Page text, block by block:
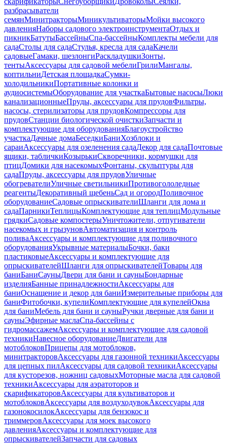
разбрасыватели
семянМинитракторыМиникультиваторыМойки высокого
давленияНаборы садового электроинструментаОтдых и
пикникБатутыБассейныСпа-бассейныКомплекты мебели для
садаСтолы для садаСтулья, кресла для садаКачели
садовыеГамаки, шезлонгиРаскладушкиЗонты,
тентыАксессуары для садовой мебелиГрилиМангалы,
коптильниДетская площадкаСумки-
холодильникиПортативные колонки и
аудиосистемыОборудование для участкаБытовые насосыЛюки
канализационныеПруды, аксессуары для прудовФильтры,
насосы, стерилизаторы для прудовКомпрессоры для
прудовСтанции биологической очисткиЗапчасти и
комплектующие для оборудованияБлагоустройство
участкаДачные домаБеседкиБаниХозблоки и
сараиАксессуары для озеленения садаДекор для садаПочтовые
ящики, табличкиКозырькиСкворечники, кормушки для
птицДомики для насекомыхФонтаны, скульптуры для
садаПруды, аксессуары для прудовУличные
обогревателиУличные светильникиПротивогололедные
реагентыДекоративный щебеньСад и огородПоливочное
оборудованиеСадовые опрыскивателиШланги для дома и
садаПарникиТеплицыКомплектующие для теплицМодульные
грядкиСадовые компостерыУничтожители, отпугиватели
насекомых и грызуновАвтоматизация и контроль
поливаАксессуары и комплектующие для поливочного
оборудованияУкрывные материалыБочки, баки
пластиковыеАксессуары и комплектующие для
опрыскивателейШланги для опрыскивателейТовары для
баниБаниСауныДвери для бани и сауныБондарные
изделияБанные принадлежностиАксессуары для
баниОснащение и декор для баниИзмерительные приборы для
баниФитобочки, купелиКомплектующие для купелейОкна
для баниМебель для бани и сауныРучки дверные для бани и
сауныЭфирные маслаСпа-бассейны с
гидромассажемАксессуары и комплектующие для садовой
техникиНавесное оборудованиеДвигатели для
мотоблоковПрицепы для мотоблоков,
минитракторовАксессуары для газонной техникиАксессуары
для цепных пилАксессуары для садовой техникиАксессуары
для кусторезов, ножниц садовыхМоторные масла для садовой
техникиАксессуары для аэратоторов и
скарификаторовАксессуары для культиваторов и
мотоблоковАксессуары для воздуходувокАксессуары для
газонокосилокАксессуары для бензокос и
триммеровАксессуары для моек высокого
давленияАксессуары и комплектующие для
опрыскивателейЗапчасти для садовых